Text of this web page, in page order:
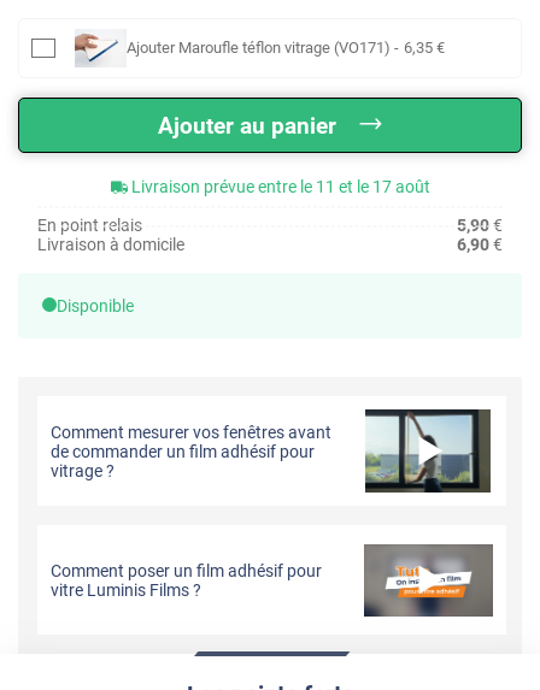
Ajouter Maroufle téflon vitrage (VO171) - 6,35 €
Ajouter au panier
Livraison prévue entre le 11 et le 17 août
En point relais
5,90€
Livraison à domicile
6,90€
Disponible
Comment mesurer vos fenêtres avant
de commander un film adhésif pour
vitrage ?
Comment poser un film adhésif pour
vitre Luminis Films ?